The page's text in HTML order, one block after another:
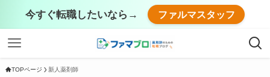
今すぐ転職したいなら→ ファルマスタッフ
TOPページ 新人薬剤師